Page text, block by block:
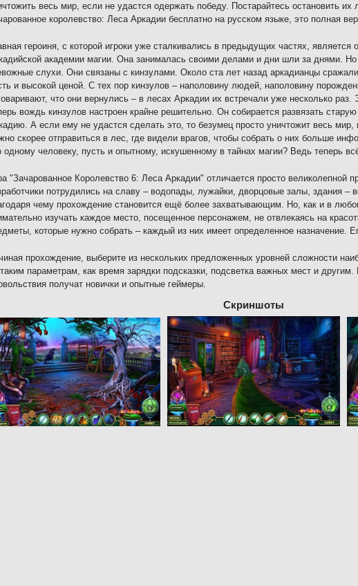
весь мир, если не удастся одержать победу. Постарайтесь остановить
королевство: Леса Аркадии бесплатно на русском языке, это полная
героиня, с которой игроки уже сталкивались в предыдущих частях,
академии магии. Она занималась своими делами и дни шли за днями.
слухи. Они связаны с кинзулами. Около ста лет назад аркадианцы
и высокой ценой. С тех пор кинзулов – наполовину людей, наполовину
что они вернулись – в лесах Аркадии их встречали уже несколько раз.
вождь кинзулов настроен крайне решительно. Он собирается развязать
А если ему не удастся сделать это, то безумец просто уничтожит весь
скорее отправиться в лес, где видели врагов, чтобы собрать о них больше
одному человеку, пусть и опытному, искушенному в тайнах магии? Ведь теперь
"Зачарованное Королевство 6: Леса Аркадии" отличается просто великолепной
потрудились на славу – водопады, лужайки, дворцовые залы, здания –
чему прохождение становится ещё более захватывающим. Но, как и в
изучать каждое место, посещенное персонажем, не отвлекаясь на
которые нужно собрать – каждый из них имеет определенное назначение.
прохождение, выберите из нескольких предложенных уровней сложности
параметрам, как время зарядки подсказки, подсветка важных мест и
получат новички и опытные геймеры.
Скриншоты